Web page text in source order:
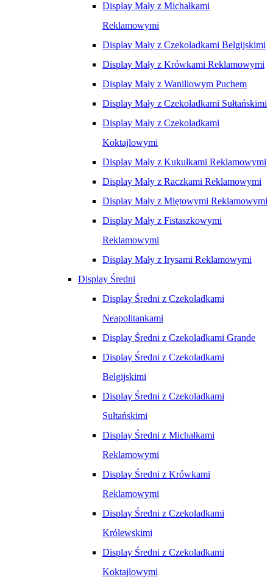
Display Mały z Michałkami
Reklamowymi
Display Mały z Czekoladkami Belgijskimi
Display Mały z Krówkami Reklamowymi
Display Mały z Waniliowym Puchem
Display Mały z Czekoladkami Sułtańskimi
Display Mały z Czekoladkami
Koktajlowymi
Display Mały z Kukułkami Reklamowymi
Display Mały z Raczkami Reklamowymi
Display Mały z Miętowymi Reklamowymi
Display Mały z Fistaszkowymi
Reklamowymi
Display Mały z Irysami Reklamowymi
Display Średni
Display Średni z Czekoladkami
Neapolitankami
Display Średni z Czekoladkami Grande
Display Średni z Czekoladkami
Belgijskimi
Display Średni z Czekoladkami
Sułtańskimi
Display Średni z Michałkami
Reklamowymi
Display Średni z Krówkami
Reklamowymi
Display Średni z Czekoladkami
Królewskimi
Display Średni z Czekoladkami
Koktajlowymi